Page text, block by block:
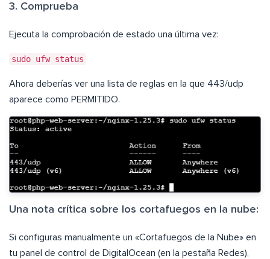
3. Comprueba
Ejecuta la comprobación de estado una última vez:
sudo ufw status
Ahora deberías ver una lista de reglas en la que 443/udp
aparece como PERMITIDO.
Una nota crítica sobre los cortafuegos en la nube:
Si configuras manualmente un «Cortafuegos de la Nube» en
tu panel de control de DigitalOcean (en la pestaña Redes),